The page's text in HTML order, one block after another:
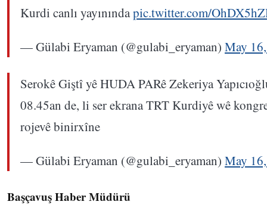
Kurdi canlı yayınındapic.twitter.com/
— Gülabi Eryaman (@gulabi_eryaman) May
Serokê Giştî yê HUDA PARê Zekeriya
08.45an de, li ser ekrana TRT Kurdiyê wê
rojevê binirxîne
— Gülabi Eryaman (@gulabi_eryaman) May
Başçavuş Haber Müdürü